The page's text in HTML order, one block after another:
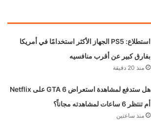
استطلاع: PS5 الجهاز الأكثر استخدامًا في أمريكا
بفارق كبير عن أقرب منافسيه
منذ 20 دقيقة
هل ستدفع لمشاهدة استعراض GTA 6 على Netflix
أم تنتظر 6 ساعات لمشاهدته مجاناً؟
منذ ساعتين